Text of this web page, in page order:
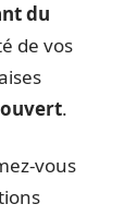
du
de vos
.
vous